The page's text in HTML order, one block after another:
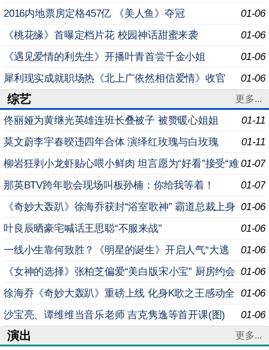
01-06
2016内地票房定格457亿 《美人鱼》夺冠
01-06
《桃花缘》首曝定档片花 校园神话甜蜜来袭
01-06
《遇见爱情的利先生》开播叶青首尝千金小姐
01-06
犀利现实成就职场热《北上广依然相信爱情》收官
综艺 更多...
01-11
佟丽娅为黄继光英雄连班长叠被子 被赞暖心姐姐
01-11
莫文蔚李宇春暌违四年合体 演绎红玫瑰与白玫瑰
01-07
柳岩狂剥小龙虾贴心喂小鲜肉 坦言愿为“好看”接受“难
穿”
01-07
那英BTV跨年歌会现场叫板孙楠：你给我等着！
01-06
《奇妙大轰趴》徐海乔获封“浴室歌神” 霸道总裁上身
玩公主抱
01-06
叶良辰晒豪宅喊话王思聪“不服来战”
01-06
一线小生靠何致胜？《明星的诞生》开启人气“大逃
杀”
01-06
《女神的选择》张柏芝偏爱“美白版宋小宝” 厨房约会
被抢“男友”
01-06
徐海乔《奇妙大轰趴》重磅上线 化身K歌之王感动全
场
01-06
沙宝亮、谭维维当音乐老师 吉克隽逸等首开课(图)
演出 更多...